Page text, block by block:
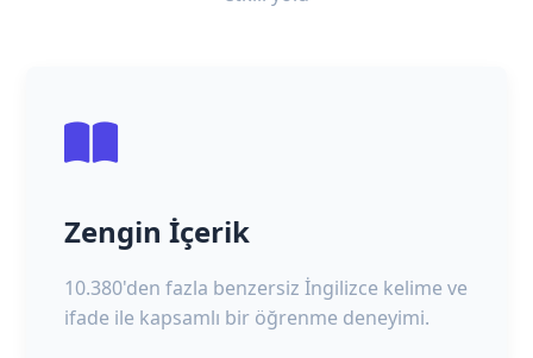
Zengin İçerik
10.380'den fazla benzersiz İngilizce kelime ve
ifade ile kapsamlı bir öğrenme deneyimi.